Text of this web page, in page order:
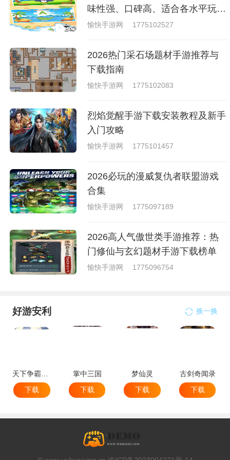
戏，相信你们一定会喜欢的。
味性强、口碑高、适合各水平玩家
的英语游戏合集
愉快手游网 1775102527
2026热门采石场题材手游推荐与
下载指南
愉快手游网 1775102083
烈焰觉醒手游下载安装教程及新手
入门攻略
愉快手游网 1775101457
2026必玩的漫威复仇者联盟游戏
合集
愉快手游网 1775097189
2026高人气傲世类手游推荐：热
门修仙与玄幻题材手游下载榜单
愉快手游网 1775096754
好游安利 换一换
天下争霸三国志
下载
掌中三国
下载
梦仙灵
下载
古剑奇闻录
下载